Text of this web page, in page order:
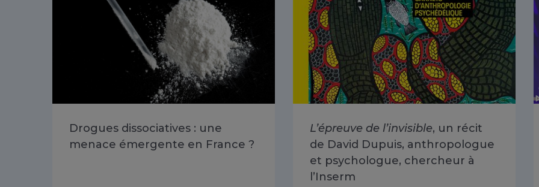
Drogues dissociatives : une
menace émergente en France ?
L’épreuve de l’invisible, un récit
de David Dupuis, anthropologue
et psychologue, chercheur à
l’Inserm